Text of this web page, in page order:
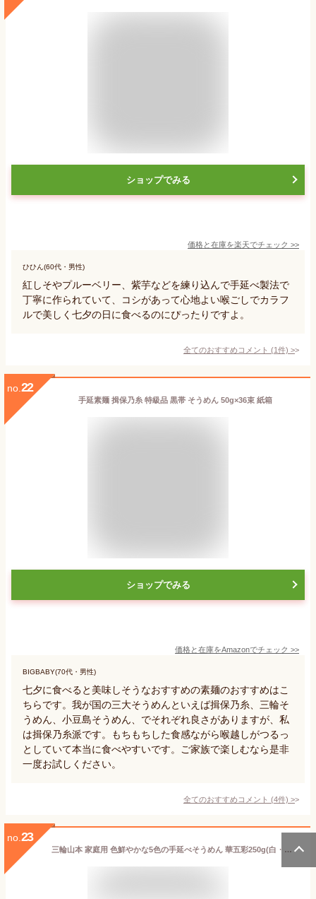
ショップでみる
価格と在庫を楽天でチェック >>
ひひん(60代・男性)
紅しそやプルーベリー、紫芋などを練り込んで手延べ製法で
丁寧に作られていて、コシがあって心地よい喉ごしでカラフ
ルで美しく七夕の日に食べるのにぴったりですよ。
全てのおすすめコメント (1件) >
no. 22
手延素麺 揖保乃糸 特級品 黒帯 そうめん 50g×36束 紙箱
ショップでみる
価格と在庫をAmazonでチェック >>
BIGBABY(70代・男性)
七夕に食べると美味しそうなおすすめの素麺のおすすめはこ
ちらです。我が国の三大そうめんといえば揖保乃糸、三輪そ
うめん、小豆島そうめん、でそれぞれ良さがありますが、私
は揖保乃糸派です。もちもちした食感ながら喉越しがつるっ
としていて本当に食べやすいです。ご家族で楽しむなら是非
一度お試しください。
全てのおすすめコメント (4件) >
no. 23
三輪山本 家庭用 色鮮やかな5色の手延べそうめん 華五彩250g(白・紫芋・柚子・梅・抹茶 各50g)